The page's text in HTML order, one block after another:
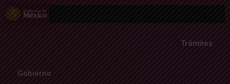
Trámites
Gobierno